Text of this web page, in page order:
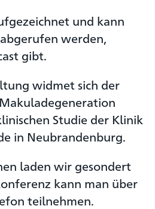
und kann
werden,
gibt.
widmet sich der
Studie der Klinik
in Neubrandenburg.
laden wir gesondert
kann man über
teilnehmen.